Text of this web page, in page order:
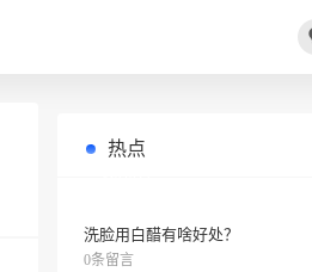
热点
洗脸用白醋有啥好处？
0条留言